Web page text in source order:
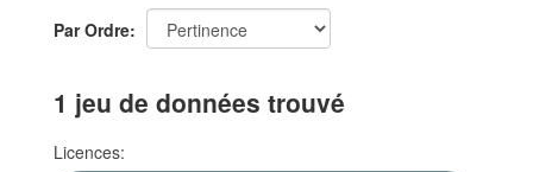
Par Ordre
1 jeu de données trouvé
Licences: